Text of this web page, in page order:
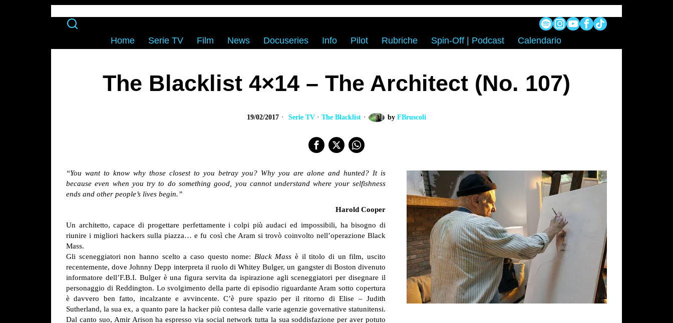
Home Serie TV Film News Docuseries Info Pilot Rubriche Spin-Off | Podcast Calendario
The Blacklist 4×14 – The Architect (No. 107)
19/02/2017 Serie TV · The Blacklist by FBruscoli
“You want to know why those closest to you betray you? Why you are alone and hunted? It is
because even when you try to do something good, you cannot understand where your selfishness
ends and other people’s lives begin.”
Harold Cooper
Un architetto, capace di progettare perfettamente i colpi più audaci ed impossibili, ha bisogno di
riunire i migliori hackers sulla piazza… e fu così che Aram si trovò coinvolto nell’operazione Black
Mass.
Gli sceneggiatori non hanno scelto a caso questo nome: Black Massè il titolo di un film, uscito
recentemente, dove Johnny Depp interpreta il ruolo di Whitey Bulger, un gangster di Boston divenuto
informatore dell’F.B.I. Bulger è una figura servita da ispirazione agli sceneggiatori per disegnare il
personaggio di Reddington. Lo svolgimento della parte di episodio riguardante Aram sotto copertura
è davvero ben fatto, incalzante e avvincente. C’è pure spazio per il ritorno di Elise – Judith
Sutherland, la sua ex, a quanto pare la hacker più contesa dalle varie agenzie governative statunitensi.
Dal canto suo, Amir Arison ha espresso via social network tutta la sua soddisfazione per aver potuto